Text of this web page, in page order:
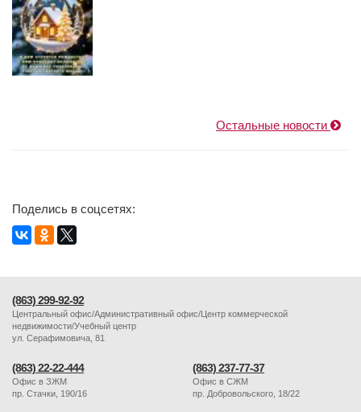
Остальные новости
Поделись в соцсетях:
(863) 299-92-92
Центральный офис/Административный офис/Центр коммерческой
недвижимости/Учебный центр
ул. Серафимовича, 81
(863) 22-22-444
Офис в ЗЖМ
пр. Стачки, 190/16
(863) 237-77-37
Офис в СЖМ
пр. Добровольского, 18/22